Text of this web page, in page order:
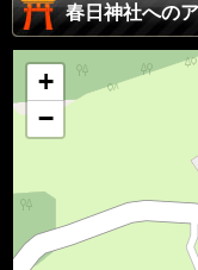
春日神社への
+
−